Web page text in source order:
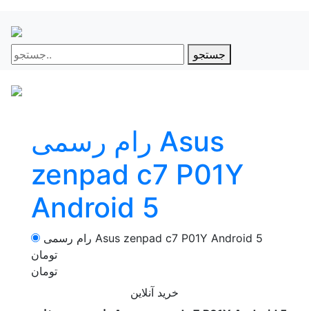
جستجو
رام رسمی Asus
zenpad c7 P01Y
Android 5
رام رسمی Asus zenpad c7 P01Y Android 5
تومان
تومان
خرید آنلاین